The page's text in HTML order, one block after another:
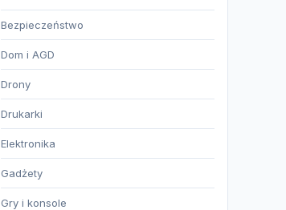
Bezpieczeństwo
Dom i AGD
Drony
Drukarki
Elektronika
Gadżety
Gry i konsole